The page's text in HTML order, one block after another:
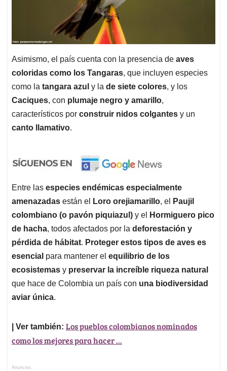
Asimismo, el país cuenta con la presencia de aves
coloridas como los Tangaras, que incluyen especies
como la tangara azul y la de siete colores, y los
Caciques, con plumaje negro y amarillo,
característicos por construir nidos colgantes y un
canto llamativo.
Entre las especies endémicas especialmente
amenazadas están el Loro orejiamarillo, el
Paujil
colombiano (o pavón piquiazul) y el
Hormiguero pico
de hacha, todos afectados por la deforestación y
pérdida de hábitat. Proteger estos tipos de aves es
esencial para mantener el equilibrio de los
ecosistemas y preservar la increíble riqueza natural
que hace de Colombia un país con una biodiversidad
aviar única.
| Ver también: Los pueblos colombianos nominados
como los mejores para hacer ...
Anuncios.